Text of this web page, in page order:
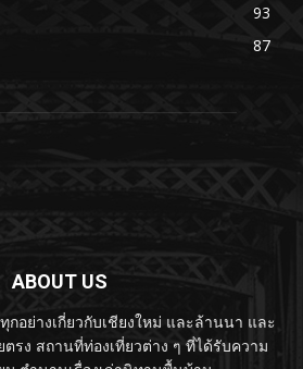
93
87
ABOUT US
กอย่างเกี่ยวกับเชียงใหม่ และล้านนา และ
รง สถานที่ท่องเที่ยวต่าง ๆ ที่ได้รับความ